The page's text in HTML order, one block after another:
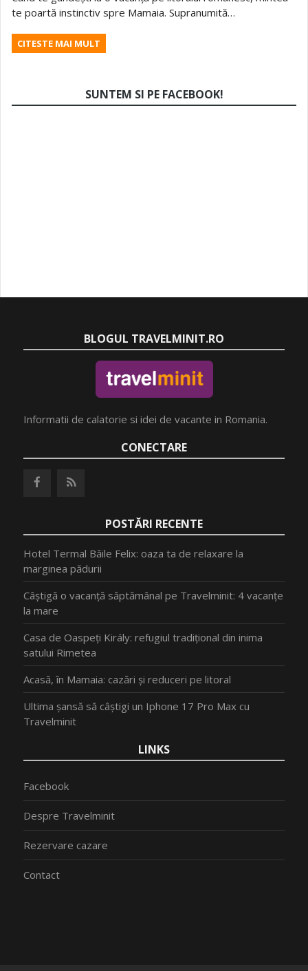
te poartă instinctiv spre Mamaia. Supranumită…
CITESTE MAI MULT
SUNTEM SI PE FACEBOOK!
BLOGUL TRAVELMINIT.RO
Informatii de calatorie si idei de vacante in Romania.
CONECTARE
POSTĂRI RECENTE
Hotel Termal Băile Felix: oaza ta de relaxare la
marginea pădurii
Câștigă o vacanță săptămânal pe Travelminit: 4 vacanțe
la mare
Casa de Oaspeți Király: refugiul tradițional din inima
satului Rimetea
Acasă, în Mamaia: cazări și reduceri pe litoral
Ultima șansă să câștigi un Iphone 17 Pro Max cu
Travelminit
LINKS
Facebook
Despre Travelminit
Rezervare cazare
Contact